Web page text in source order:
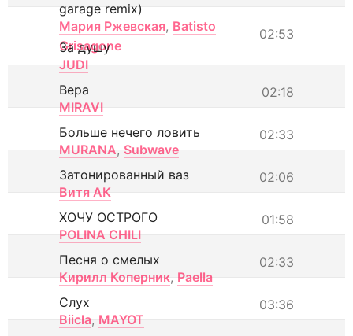
garage remix)
Мария Ржевская, Batisto
Grisagone
02:53
За душу
JUDI
02:18
Вера
MIRAVI
02:33
Больше нечего ловить
MURANA, Subwave
02:06
Затонированный ваз
Витя АК
01:58
ХОЧУ ОСТРОГО
POLINA CHILI
02:33
Песня о смелых
Кирилл Коперник, Paella
03:36
Слух
Biicla, MAYOT